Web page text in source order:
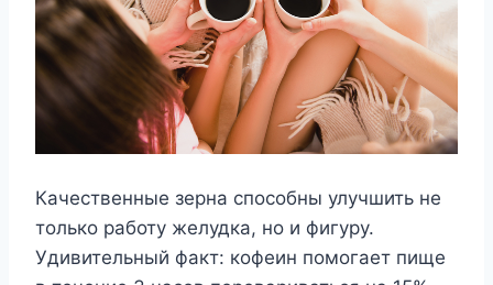
Качественные зерна способны улучшить не
только работу желудка, но и фигуру.
Удивительный факт: кофеин помогает пище